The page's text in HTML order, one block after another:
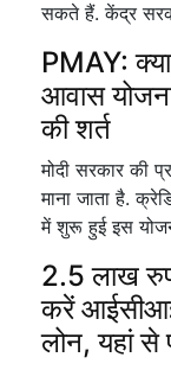
सकते हैं. केंद्र
PMAY:
आवास
की शर्त
मोदी सरकार की
माना जाता है.
में शुरू हुई इस
2.5 लाख
करें
लोन, यहां से